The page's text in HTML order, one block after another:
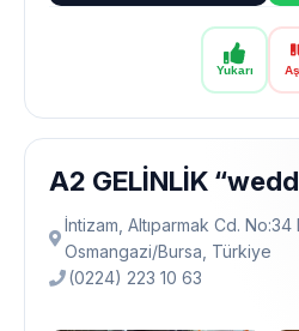
Yukarı
A2 GELİNLİK
İntizam, Altıparmak Cd. No:34
Osmangazi̇/Bursa, Türkiye
(0224) 223 10 63